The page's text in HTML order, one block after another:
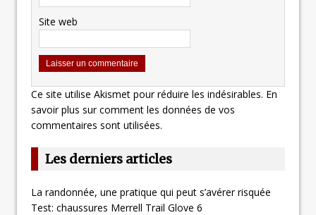
Site web
Ce site utilise Akismet pour réduire les indésirables. En
savoir plus sur comment les données de vos
commentaires sont utilisées.
Les derniers articles
La randonnée, une pratique qui peut s’avérer risquée
Test: chaussures Merrell Trail Glove 6